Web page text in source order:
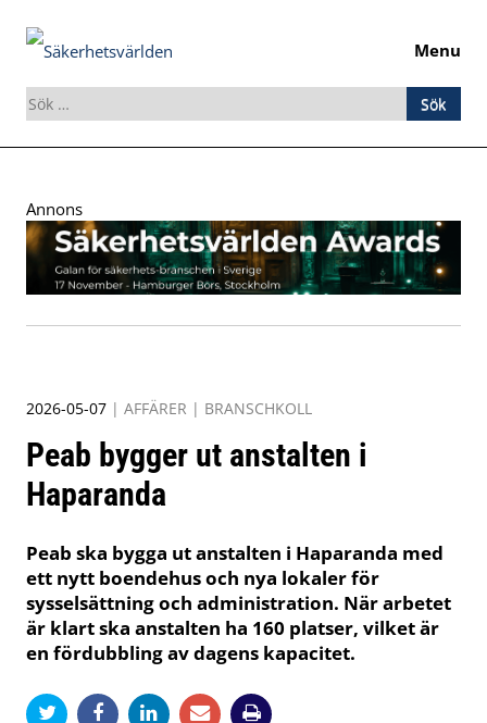
Menu
Sök
efter:
to
content
Annons
2026-05-07 | AFFÄRER | BRANSCHKOLL
Peab bygger ut anstalten i
Haparanda
Peab ska bygga ut anstalten i Haparanda med
ett nytt boendehus och nya lokaler för
sysselsättning och administration. När arbetet
är klart ska anstalten ha 160 platser, vilket är
en fördubbling av dagens kapacitet.